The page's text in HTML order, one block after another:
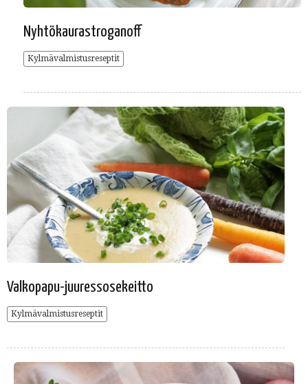
Nyhtökaurastroganoff
Kylmävalmistusreseptit
Valkopapu-juuressosekeitto
Kylmävalmistusreseptit